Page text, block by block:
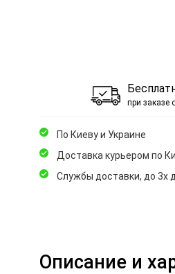
при заказе
По Киеву и Украине
Доставка курьером по
Службы доставки, до 3х
Описание и